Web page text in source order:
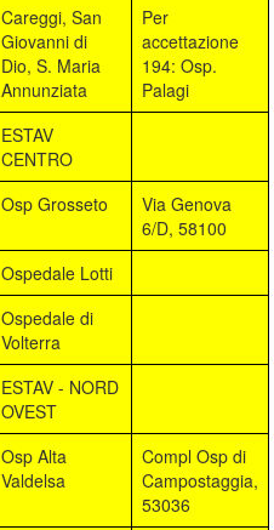
Careggi, San
Giovanni di
Dio, S. Maria
Annunziata
Per
accettazione
194: Osp.
Palagi
ESTAV
CENTRO
Osp Grosseto
Via Genova
6/D, 58100
Ospedale Lotti
Ospedale di
Volterra
ESTAV - NORD
OVEST
Osp Alta
Valdelsa
Compl Osp di
Campostaggia,
53036